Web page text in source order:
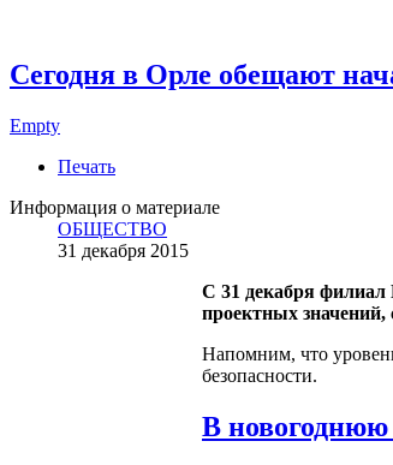
Сегодня в Орле обещают
Empty
Печать
Информация о материале
ОБЩЕСТВО
31 декабря 2015
С 31 декабря филиал
проектных
Напомним, что
безопасности.
В новогоднюю